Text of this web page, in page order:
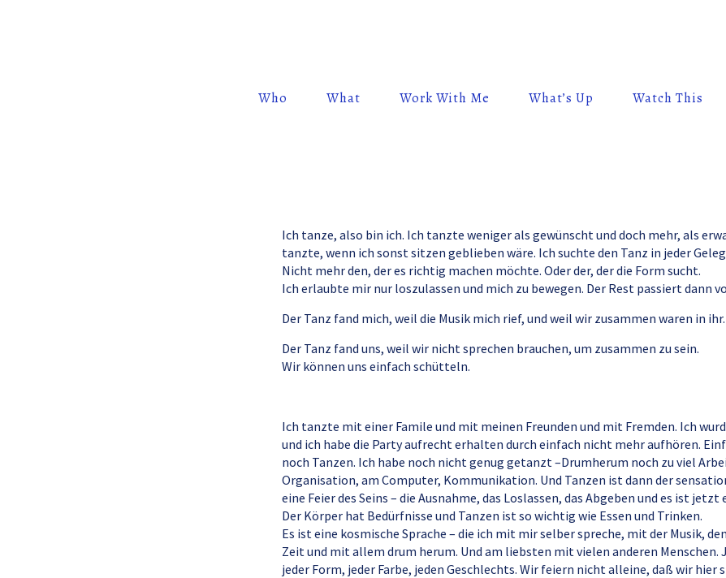
Who What Work With Me What’s Up Watch This
Ich tanze, also bin ich. Ich tanzte weniger als gewünscht und doch mehr, als
tanzte, wenn ich sonst sitzen geblieben wäre. Ich suchte den Tanz in jeder
Nicht mehr den, der es richtig machen möchte. Oder der, der die Form sucht.
Ich erlaubte mir nur loszulassen und mich zu bewegen. Der Rest passiert dann
Der Tanz fand mich, weil die Musik mich rief, und weil wir zusammen waren in ihr.
Der Tanz fand uns, weil wir nicht sprechen brauchen, um zusammen zu sein.
Wir können uns einfach schütteln.
Ich tanzte mit einer Famile und mit meinen Freunden und mit Fremden. Ich
und ich habe die Party aufrecht erhalten durch einfach nicht mehr aufhören.
noch Tanzen. Ich habe noch nicht genug getanzt –Drumherum noch zu viel
Organisation, am Computer, Kommunikation. Und Tanzen ist dann der
eine Feier des Seins – die Ausnahme, das Loslassen, das Abgeben und es ist jetzt
Der Körper hat Bedürfnisse und Tanzen ist so wichtig wie Essen und Trinken.
Es ist eine kosmische Sprache – die ich mit mir selber spreche, mit der Musik,
Zeit und mit allem drum herum. Und am liebsten mit vielen anderen Menschen.
jeder Form, jeder Farbe, jeden Geschlechts. Wir feiern nicht alleine, daß wir hier